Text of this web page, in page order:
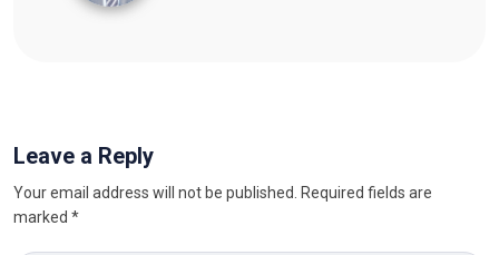
Leave a Reply
Your email address will not be published. Required fields are
marked *